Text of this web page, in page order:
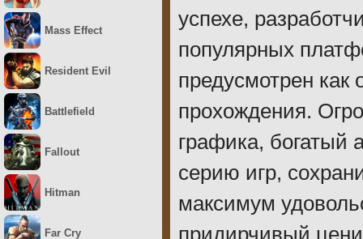
успехе,
популярных
предусмотрен
прохождения.
графика, богатый
серию игр,
максимум
придирчивый
Mass Effect
Resident Evil
Battlefield
Fallout
Hitman
Far Cry